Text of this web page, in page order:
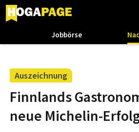
Jobbörse
Auszeichnung
Finnlands
neue Michelin-